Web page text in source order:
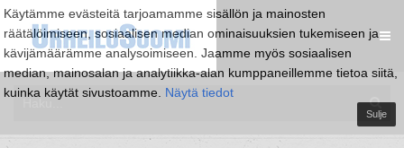
Käytämme evästeitä tarjoamamme sisällön ja mainosten
räätälöimiseen, sosiaalisen median ominaisuuksien tukemiseen ja
kävijämäärämme analysoimiseen. Jaamme myös sosiaalisen
median, mainosalan ja analytiikka-alan kumppaneillemme tietoa siitä,
kuinka käytät sivustoamme. Näytä tiedot
Sulje